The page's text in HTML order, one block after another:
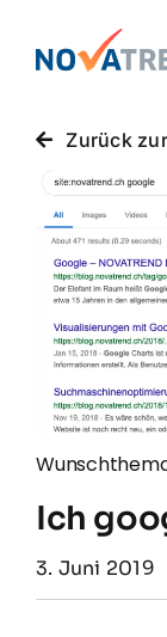
Inhalt
springen
Blog
Novatrend
Themen &
Über uns
Zurück
Ich
3. Juni 2019